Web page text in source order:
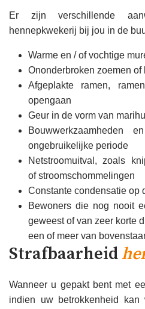
Er zijn verschillende
hennepkwekerij bij jou in de
Warme en / of vochtige
Ononderbroken zoemen of
Afgeplakte ramen,
opengaan
Geur in de vorm van
ongebruikelijke periode
Netstroomuitval, zoals
of stroomschommelingen
Constante condensatie op
Bewoners die nog nooit
geweest of van zeer korte
een of meer van
Strafbaarheid
Wanneer u gepakt bent met
indien uw betrokkenheid kan